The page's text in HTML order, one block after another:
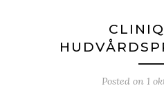
Posted on 1